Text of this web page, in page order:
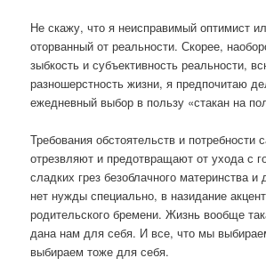
Не скажу, что я неисправимый оптимист
оторванный от реальности. Скорее,
зыбкость и субъективность реальности,
разношерстность жизни, я предпочитаю
ежедневный выбор в пользу «стакан на
Требования обстоятельств и потребности
отрезвляют и предотвращают от ухода с
сладких грез безоблачного материнства и
нет нужды специально, в назидание
родительского бремени. Жизнь вообще
дана нам для себя. И все, что мы
выбираем тоже для себя.